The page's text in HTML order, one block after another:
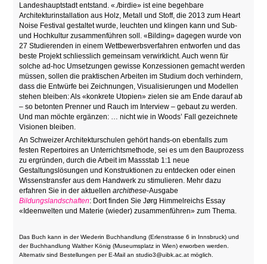
Landeshauptstadt entstand. «./birdie» ist eine begehbare
Architekturinstallation aus Holz, Metall und Stoff, die 2013 zum Heart
Noise Festival gestaltet wurde, leuchten und klingen kann und Sub-
und Hochkultur zusammenführen soll. «Bilding» dagegen wurde von
27 Studierenden in einem Wettbewerbsverfahren entworfen und das
beste Projekt schliesslich gemeinsam verwirklicht. Auch wenn für
solche ad-hoc Umsetzungen gewisse Konzessionen gemacht werden
müssen, sollen die praktischen Arbeiten im Studium doch verhindern,
dass die Entwürfe bei Zeichnungen, Visualisierungen und Modellen
stehen bleiben: Als «konkrete Utopien» zielen sie am Ende darauf ab
– so betonten Prenner und Rauch im Interview – gebaut zu werden.
Und man möchte ergänzen: … nicht wie in Woods’ Fall gezeichnete
Visionen bleiben.
An Schweizer Architekturschulen gehört hands-on ebenfalls zum
festen Repertoires an Unterrichtsmethode, sei es um den Bauprozess
zu ergründen, durch die Arbeit im Massstab 1:1 neue
Gestaltungslösungen und Konstruktionen zu entdecken oder einen
Wissenstransfer aus dem Handwerk zu stimulieren. Mehr dazu
erfahren Sie in der aktuellenarchithese-Ausgabe
Bildungslandschaften: Dort finden Sie Jørg Himmelreichs Essay
«Ideenwelten und Materie (wieder) zusammenführen» zum Thema.
Das Buch kann in der Wiederin Buchhandlung (Erlenstrasse 6 in Innsbruck) und
der Buchhandlung Walther König (Museumsplatz in Wien) erworben werden.
Alternativ sind Bestellungen per E-Mail an studio3@uibk.ac.at möglich.